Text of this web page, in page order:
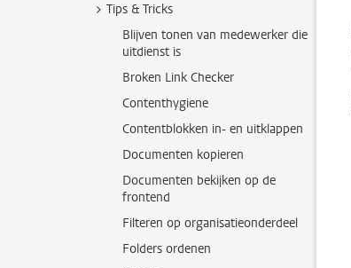
Tips & Tricks
Blijven tonen van medewerker die
uitdienst is
Broken Link Checker
Contenthygiene
Contentblokken in- en uitklappen
Documenten kopieren
Documenten bekijken op de
frontend
Filteren op organisatieonderdeel
Folders ordenen